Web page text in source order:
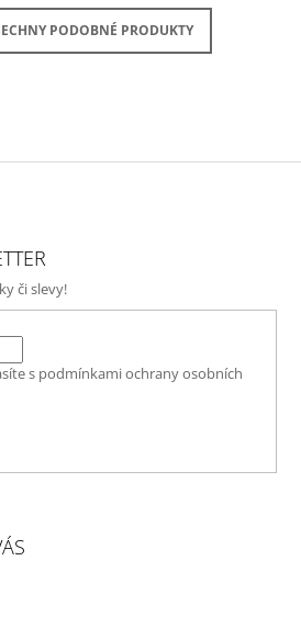
PODOBNÉ PRODUKTY
či slevy!
s podmínkami ochrany osobních